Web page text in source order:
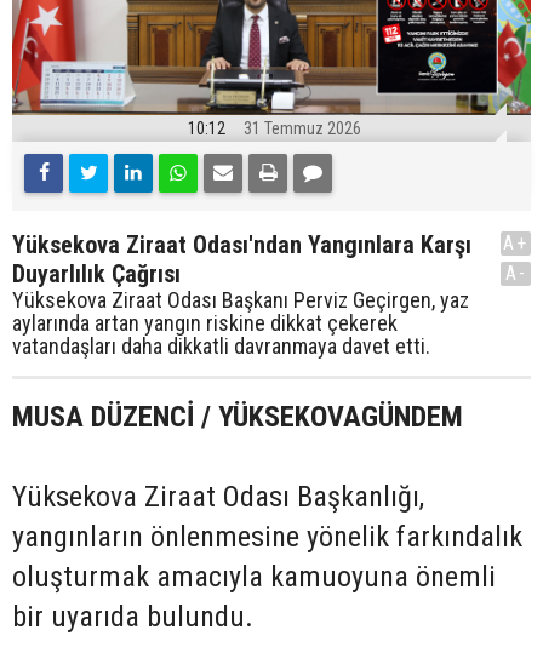
10:12 31 Temmuz 2026
Yüksekova Ziraat Odası'ndan Yangınlara Karşı
Duyarlılık Çağrısı
Yüksekova Ziraat Odası Başkanı Perviz Geçirgen, yaz
aylarında artan yangın riskine dikkat çekerek
vatandaşları daha dikkatli davranmaya davet etti.
A+
A-
MUSA DÜZENCİ / YÜKSEKOVAGÜNDEM
Yüksekova Ziraat Odası Başkanlığı,
yangınların önlenmesine yönelik farkındalık
oluşturmak amacıyla kamuoyuna önemli
bir uyarıda bulundu.